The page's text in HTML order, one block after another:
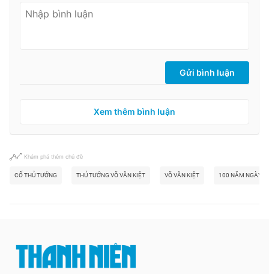
Gửi bình luận
Xem thêm bình luận
Khám phá thêm chủ đề
CỐ THỦ TƯỚNG THỦ TƯỚNG VÕ VĂN KIỆT VÕ VĂN KIỆT 100 NĂM NGÀY